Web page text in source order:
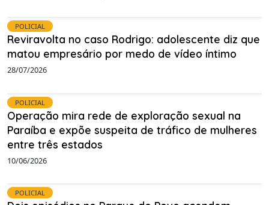
POLICIAL
Reviravolta no caso Rodrigo: adolescente diz que
matou empresário por medo de vídeo íntimo
28/07/2026
POLICIAL
Operação mira rede de exploração sexual na
Paraíba e expõe suspeita de tráfico de mulheres
entre três estados
10/06/2026
POLICIAL